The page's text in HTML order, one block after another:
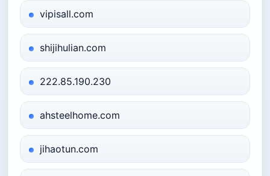
vipisall.com
shijihulian.com
222.85.190.230
ahsteelhome.com
jihaotun.com